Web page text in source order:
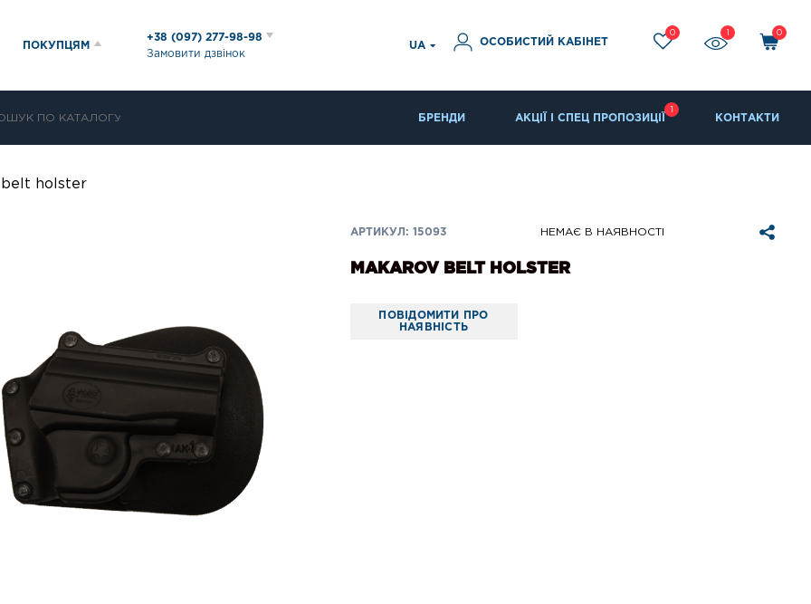
ПОКУПЦЯМ
+38 (097) 277-98-98
Замовити дзвінок
UA ОСОБИСТИЙ КАБІНЕТ
0 0
БРЕНДИ АКЦІЇ І СПЕЦ ПРОПОЗИЦІЇ КОНТАКТИ
belt holster
АРТИКУЛ: 15093 НЕМАЄ В НАЯВНОСТІ
MAKAROV BELT HOLSTER
ПОВІДОМИТИ ПРО
НАЯВНІСТЬ